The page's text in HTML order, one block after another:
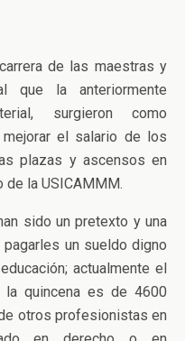
de las maestras y
que la anteriormente
surgieron como
el salario de los
plazas y ascensos en
la USICAMMM.
sido un pretexto y una
un sueldo digno
actualmente el
quincena es de 4600
otros profesionistas en